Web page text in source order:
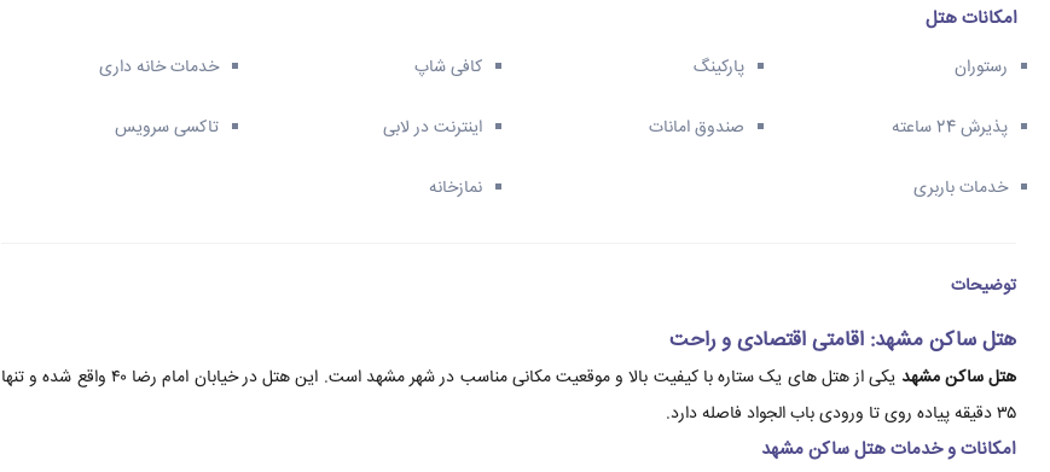
امکانات هتل
رستوران پارکینگ کافی شاپ خدمات خانه داری
پذیرش 24 ساعته صندوق امانات اینترنت در لابی تاکسی سرویس
خدمات باربری نمازخانه
توضیحات
هتل ساکن مشهد: اقامتی اقتصادی و راحت
هتل ساکن مشهد
یکی از هتل های یک ستاره با کیفیت بالا و موقعیت مکانی مناسب در شهر مشهد است. این هتل در خیابان امام رضا ۴۰ واقع شده و تنها
۳۵ دقیقه پیاده روی تا ورودی باب الجواد فاصله دارد.
امکانات و خدمات هتل ساکن مشهد